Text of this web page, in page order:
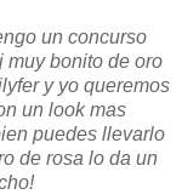
un concurso
muy bonito de oro
y yo queremos
un look mas
puedes llevarlo
de rosa lo da un